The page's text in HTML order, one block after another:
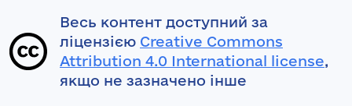
Весь контент доступний за
ліцензією Creative Commons
Attribution 4.0 International license,
якщо не зазначено інше